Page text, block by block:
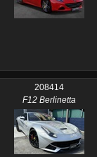
208414
F12 Berlinetta